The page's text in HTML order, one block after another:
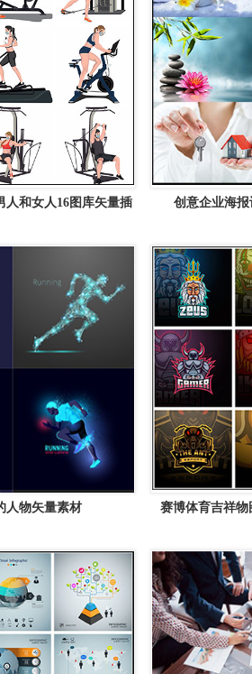
人和女人16图库矢量插
创意企业海
人物矢量素材 赛博体育吉祥物